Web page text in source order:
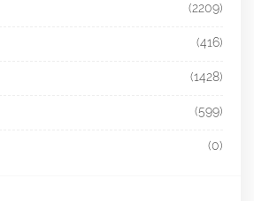
(2209)
(416)
(1428)
(599)
(0)